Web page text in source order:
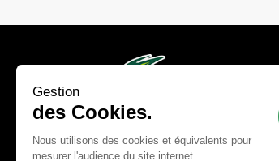
Gestion
des Cookies.
Nous utilisons des cookies et équivalents pour
mesurer l'audience du site internet.